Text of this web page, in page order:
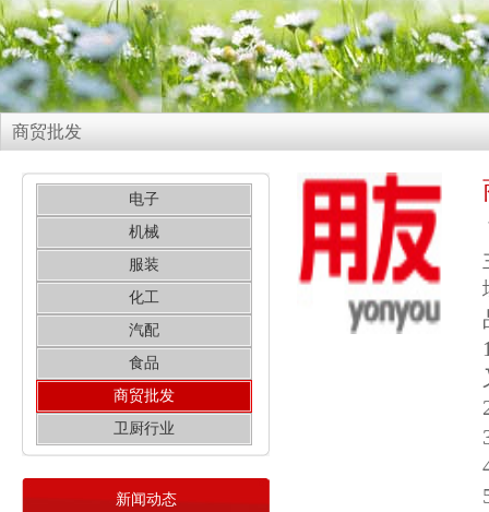
商贸批发
电子
机械
服装
化工
汽配
食品
商贸批发
卫厨行业
新闻动态